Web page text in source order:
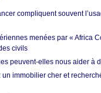
compliquent souvent
menées par « Africa
civils
peuvent-elles nous aider à
un immobilier cher et